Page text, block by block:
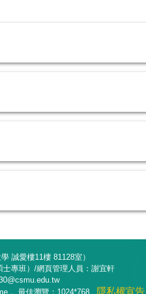
誠愛樓11樓 81128室）
士專班）/網頁管理人員：謝宜軒
， 最佳瀏覽：1024*768
隱私權宣告